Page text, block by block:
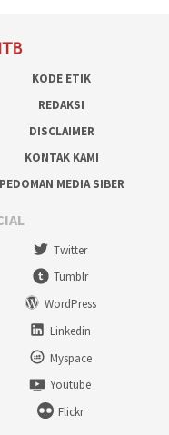
KODE ETIK
REDAKSI
DISCLAIMER
KONTAK KAMI
PEDOMAN MEDIA SIBER
Twitter
Tumblr
WordPress
Linkedin
Myspace
Youtube
Flickr